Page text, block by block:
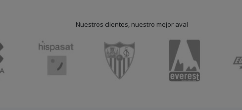
Nuestros clientes, nuestro mejor aval